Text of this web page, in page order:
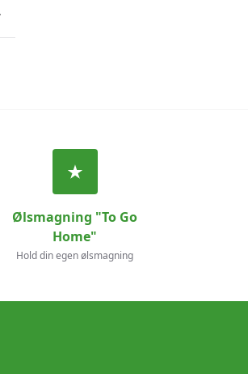
Ølsmagning "To Go
Home"
Hold din egen ølsmagning